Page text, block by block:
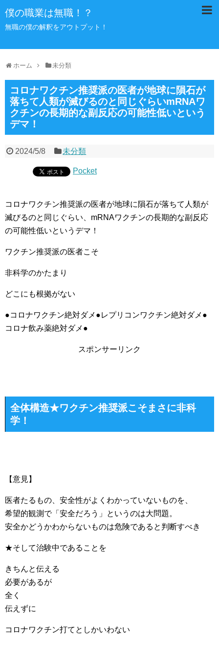
僕の職業は無職！？
無職の僕の解釈をアウトプット！
ホーム 未分類
コロナワクチン推奨派の医者が地球に隕石が
落ちて人類が滅びるのと同じぐらいmRNAワ
クチンの長期的な副反応の可能性低いという
デマ！
2024/5/8 未分類
Pocket
コロナワクチン推奨派の医者が地球に隕石が落ちて人類が
滅びるのと同じぐらい、mRNAワクチンの長期的な副反応
の可能性低いというデマ！
ワクチン推奨派の医者こそ
非科学のかたまり
どこにも根拠がない
●コロナワクチン絶対ダメ●レプリコンワクチン絶対ダメ●
コロナ飲み薬絶対ダメ●
スポンサーリンク
全体構造★ワクチン推奨派こそまさに非科
学！
【意見】
医者たるもの、安全性がよくわかっていないものを、
希望的観測で「安全だろう」というのは大問題。
安全かどうかわからないものは危険であると判断すべき
★そして治験中であることを
きちんと伝える
必要があるが
全く
伝えずに
コロナワクチン打てとしかいわない